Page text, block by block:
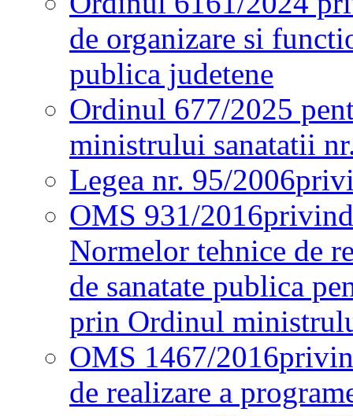
de organizare si
publica judetene
Ordinul 677/2025
ministrului sanatatii
Legea nr. 95/2006
OMS 931/2016
Normelor tehnice de
de sanatate publica
prin Ordinul
OMS 1467/2016
de realizare a